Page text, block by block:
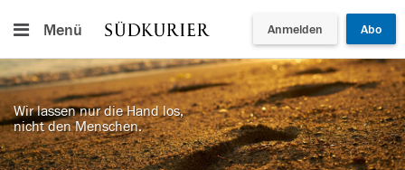
Menü Anmelden Abo
Wir lassen nur die Hand los,
nicht den Menschen.